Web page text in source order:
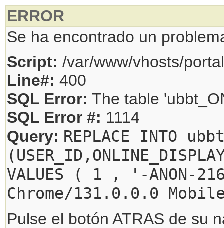
ERROR
Se ha encontrado un
Script: /var/www/vhosts/
Line#: 400
SQL Error: The table
SQL Error #: 1114
Query: REPLACE INTO
VALUES ( 1 , '-
Chrome/131.0.0.0
Pulse el botón ATRAS de su